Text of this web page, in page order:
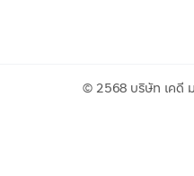
© 2568 บริษัท เคดี